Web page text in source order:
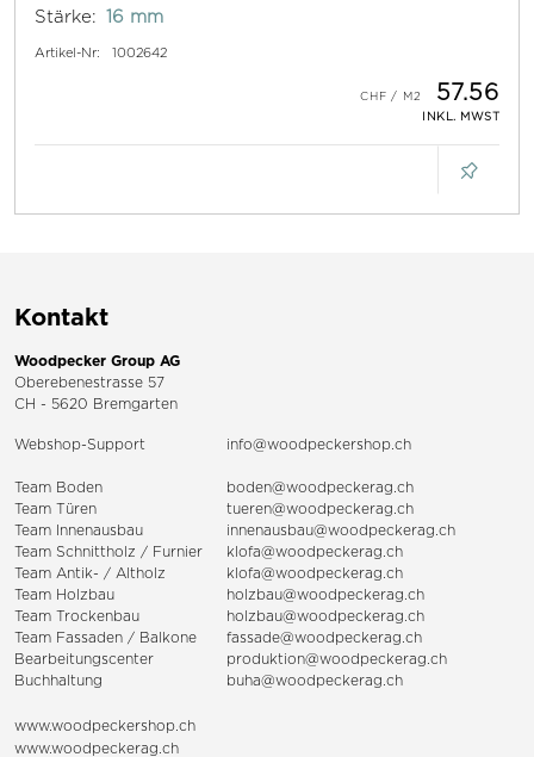
Stärke: 16 mm
Artikel-Nr: 1002642
57.56
INKL. MWST
Kontakt
Woodpecker Group AG
Oberebenestrasse 57
CH - 5620 Bremgarten
Webshop-Support info@woodpeckershop.ch
Team Boden
boden@woodpeckerag.ch
Team Türen
tueren@woodpeckerag.ch
Team Innenausbau
innenausbau@woodpeckerag.ch
Team Schnittholz / Furnier
klofa@woodpeckerag.ch
Team Antik- / Altholz
klofa@woodpeckerag.ch
Team Holzbau
holzbau@woodpeckerag.ch
Team Trockenbau
holzbau@woodpeckerag.ch
Team Fassaden / Balkone
fassade@woodpeckerag.ch
Bearbeitungscenter
produktion@woodpeckerag.ch
Buchhaltung
buha@woodpeckerag.ch
www.woodpeckershop.ch
www.woodpeckerag.ch